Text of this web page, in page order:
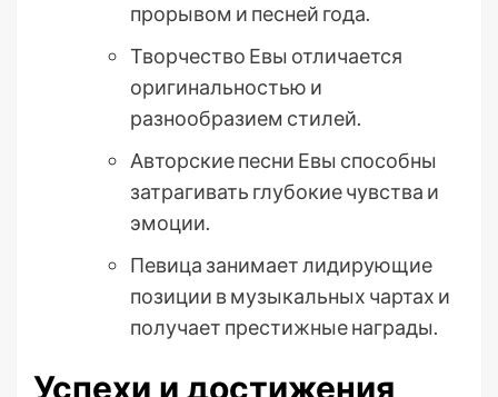
прорывом и песней года.
Творчество Евы отличается
оригинальностью и
разнообразием стилей.
Авторские песни Евы способны
затрагивать глубокие чувства и
эмоции.
Певица занимает лидирующие
позиции в музыкальных чартах и
получает престижные награды.
Успехи и достижения